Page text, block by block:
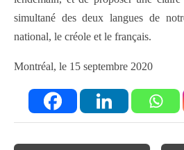
simultané des deux langues de
national, le créole et le français.
Montréal, le 15 septembre 2020